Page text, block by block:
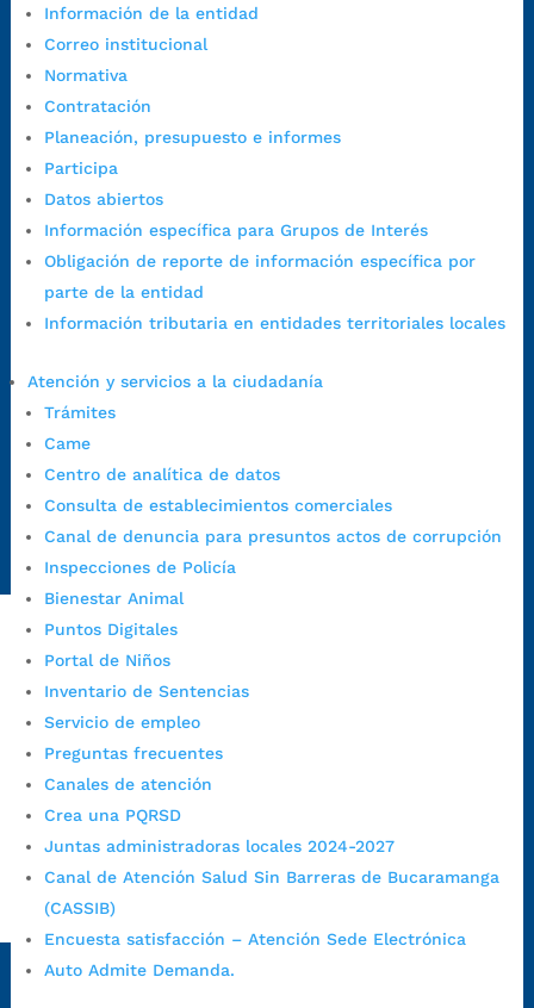
Información de la entidad
Correo institucional
Normativa
Contratación
Planeación, presupuesto e informes
Participa
Datos abiertos
Información específica para Grupos de Interés
Obligación de reporte de información específica por
parte de la entidad
Información tributaria en entidades territoriales locales
Atención y servicios a la ciudadanía
Trámites
Came
Centro de analítica de datos
Consulta de establecimientos comerciales
Canal de denuncia para presuntos actos de corrupción
Inspecciones de Policía
Bienestar Animal
Puntos Digitales
Portal de Niños
Inventario de Sentencias
Servicio de empleo
Preguntas frecuentes
Canales de atención
Crea una PQRSD
Juntas administradoras locales 2024-2027
Canal de Atención Salud Sin Barreras de Bucaramanga
(CASSIB)
Encuesta satisfacción – Atención Sede Electrónica
Auto Admite Demanda.
Horario de Atención CAME (Central):
Lunes a jueves: 7:00 a.m. a 12:00 m y de 1:00 p.m. a 5:30 p.m.
Viernes: 7:00 a.m. a 5:00 p.m. en Jornada Continua con
30 minutos de descanso al medio día.
Horario de Atención CAME (Norte):
Dirección:Carrera 12 #16N-84 del barrio Kennedy.
Horario habitual de lunes a viernes en
a.m. a 3:00 p.m.
Teléfono Conmutador:+57 (607) 633 70 00
Líneagratuita:+57 (607) 652 55 55
Correo Institucional: contactenos@bucaramanga.gov.co
judiciales: notificaciones@bucaramanga.gov.co
Canal de denuncia para presuntos actos de corrupción:
https://canaldenuncia.bucaramanga.gov.co/
Emergencia: https://emergencia.bucaramanga.gov.co/
Radique aquí su queja disciplinaria:
https://www.bucaramanga.gov.co/gobierno-ciudadanos-
1/secretarias/oficina-de-control-interno-disciplinario/
Alcaldía de Bucaramanga
@AlcaldíaBGA
Alcaldía de Bucaramanga
PrensaBucaramanga
de Tratamiento de Datos Personales